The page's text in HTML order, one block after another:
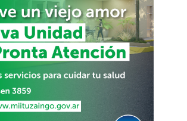
las reglas no escritas del patio.
moderno es